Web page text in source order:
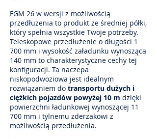
FGM 26 w wersji z możliwością
przedłużenia to produkt ze średniej półki,
który spełnia wszystkie Twoje potrzeby.
Teleskopowe przedłużenie o długości 1
700 mm i wysokość załadunku wynosząca
140 mm to charakterystyczne cechy tej
konfiguracji. Ta naczepa
niskopodwoziowa jest idealnym
rozwiązaniem do transportu dużych i
ciężkich pojazdów powyżej 10 m dzięki
powierzchni ładunkowej wynoszącej 11
700 mm i tylnemu zderzakowi z
możliwością przedłużenia.